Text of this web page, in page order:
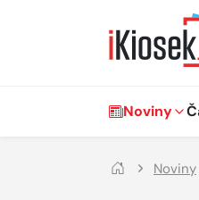
Hlavní navigace
Noviny
Noviny